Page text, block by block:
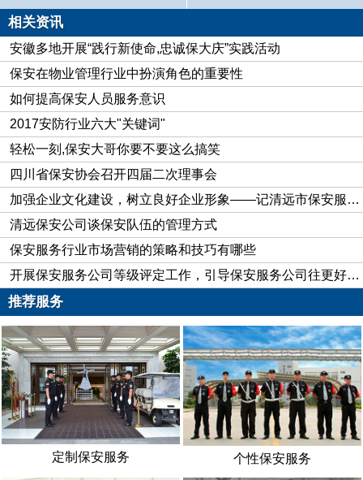
相关资讯
安徽多地开展“践行新使命,忠诚保大庆”实践活动
保安在物业管理行业中扮演角色的重要性
如何提高保安人员服务意识
2017安防行业六大"关键词"
轻松一刻,保安大哥你要不要这么搞笑
四川省保安协会召开四届二次理事会
加强企业文化建设，树立良好企业形象——记清远市保安服务公司企业文化建设纪实
清远保安公司谈保安队伍的管理方式
保安服务行业市场营销的策略和技巧有哪些
开展保安服务公司等级评定工作，引导保安服务公司往更好的方向发展
推荐服务
定制保安服务 个性保安服务